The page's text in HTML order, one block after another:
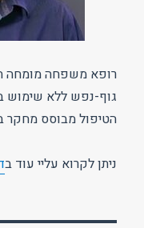
רופא משפחה מומחה
גוף-נפש ללא שימוש
הטיפול מבוסס מחקר
ניתן לקרוא עליי עוד ב